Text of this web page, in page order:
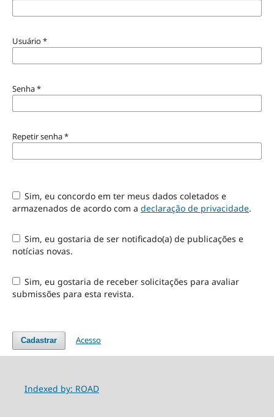
Usuário*
Senha*
Repetir senha*
Sim, eu concordo em ter meus dados coletados e
armazenados de acordo com a declaração de privacidade.
Sim, eu gostaria de ser notificado(a) de publicações e
notícias novas.
Sim, eu gostaria de receber solicitações para avaliar
submissões para esta revista.
Cadastrar Acesso
Indexed by: ROAD